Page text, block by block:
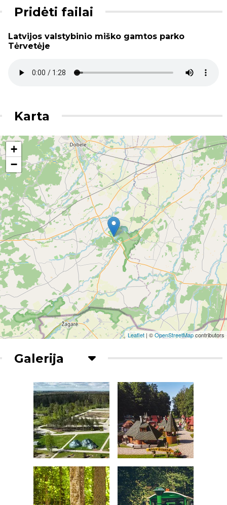
Pridėti failai
Latvijos valstybinio miško gamtos parko
Tėrvetėje
Karta
+
−
Leaflet | ©OpenStreetMapcontributors
Galerija